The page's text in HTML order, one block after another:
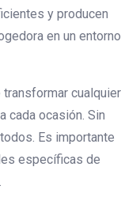
y producen
en un entorno
transformar cualquier
cada ocasión. Sin
Es importante
específicas de